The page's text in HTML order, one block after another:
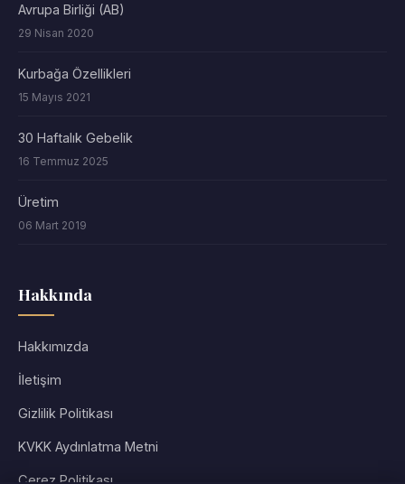
Avrupa Birliği (AB)
29 Nisan 2020
Kurbağa Özellikleri
15 Mayıs 2021
30 Haftalık Gebelik
16 Temmuz 2025
Üretim
06 Mart 2019
Hakkında
Hakkımızda
İletişim
Gizlilik Politikası
KVKK Aydınlatma Metni
Çerez Politikası